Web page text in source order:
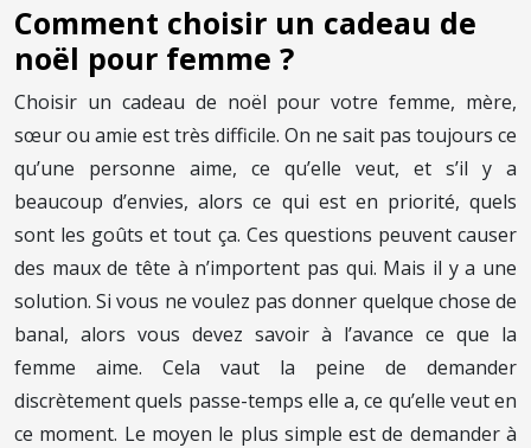
Comment choisir un cadeau de
noël pour femme ?
Choisir un cadeau de noël pour votre femme, mère,
sœur ou amie est très difficile. On ne sait pas toujours ce
qu’une personne aime, ce qu’elle veut, et s’il y a
beaucoup d’envies, alors ce qui est en priorité, quels
sont les goûts et tout ça. Ces questions peuvent causer
des maux de tête à n’importent pas qui. Mais il y a une
solution. Si vous ne voulez pas donner quelque chose de
banal, alors vous devez savoir à l’avance ce que la
femme aime. Cela vaut la peine de demander
discrètement quels passe-temps elle a, ce qu’elle veut en
ce moment. Le moyen le plus simple est de demander à